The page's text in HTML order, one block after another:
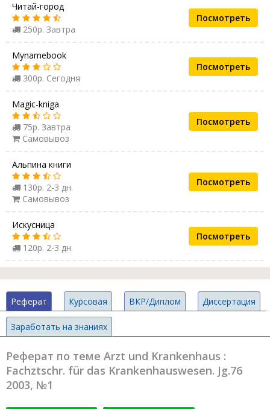
Читай-город
250р. Завтра
Посмотреть
Mynamebook
300р. Сегодня
Посмотреть
Magic-kniga
75р. Завтра
Самовывоз
Посмотреть
Альпина книги
130р. 2-3 дн.
Самовывоз
Посмотреть
Искусница
120р. 2-3 дн.
Посмотреть
Реферат Курсовая ВКР/Диплом Диссертация
Заработать на знаниях
Реферат по теме Arzt und Krankenhaus :
Fachztschr. für das Krankenhauswesen. Jg.76
2003, №1